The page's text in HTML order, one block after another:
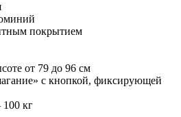
покрытием
от 79 до 96 см
с кнопкой, фиксирующей
100 кг